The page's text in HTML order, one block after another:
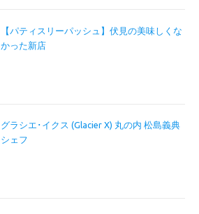
【パティスリーパッシュ】伏見の美味しくな
かった新店
グラシエ･イクス (Glacier X) 丸の内 松島義典
シェフ